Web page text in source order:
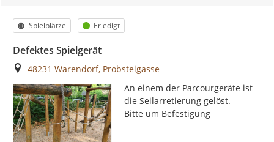
Kategorie
Spielplätze Status
Erledigt
Defektes Spielgerät
Ort
48231 Warendorf, Probsteigasse
An einem der Parcourgeräte ist
die Seilarretierung gelöst.
Bitte um Befestigung